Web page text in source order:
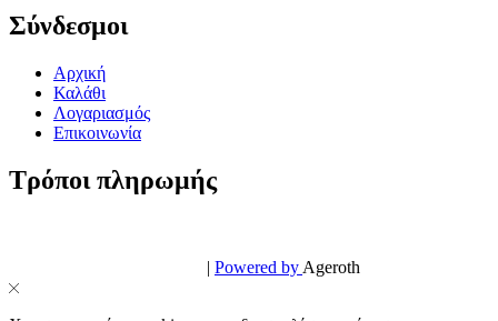
Σύνδεσμοι
Αρχική
Καλάθι
Λογαριασμός
Επικοινωνία
Τρόποι πληρωμής
| Powered by Ageroth